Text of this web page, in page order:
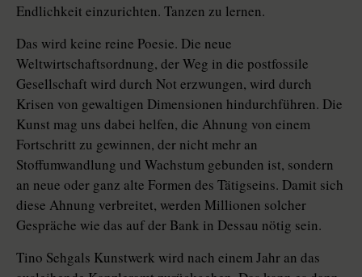
Endlichkeit einzurichten. Tanzen zu lernen.
Das wird keine reine Poesie. Die neue
Weltwirtschaftsordnung, der Weg in die postfossile
Gesellschaft wird durch Not erzwungen, wird durch
Krisen von gewaltigen Dimensionen hindurchführen. Die
Kunst mag uns dabei helfen, die Ahnung von einem
Fortschritt zu gewinnen, der nicht mehr an
Stoffumwandlung und Wachstum gebunden ist, sondern
an neue oder ganz alte Formen des Tätigseins. Damit sich
diese Ahnung verbreitet, werden Millionen solcher
Gespräche wie das auf der Bank in Dessau nötig sein.
Tino Sehgals Kunstwerk wird nach einem Jahr an das